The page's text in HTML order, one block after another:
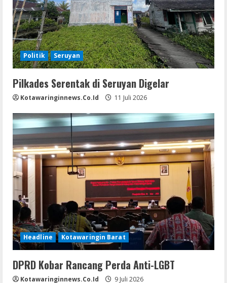
Politik Seruyan
Pilkades Serentak di Seruyan Digelar
Kotawaringinnews.co.id 11 Juli 2026
Headline Kotawaringin Barat
DPRD Kobar Rancang Perda Anti-LGBT
Kotawaringinnews.co.id 9 Juli 2026